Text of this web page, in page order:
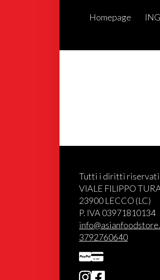
Homepage
Tutti i diritti riservati
VIALE FILIPPO
23900 LECCO (LC)
P. IVA 03971810134
3792760640